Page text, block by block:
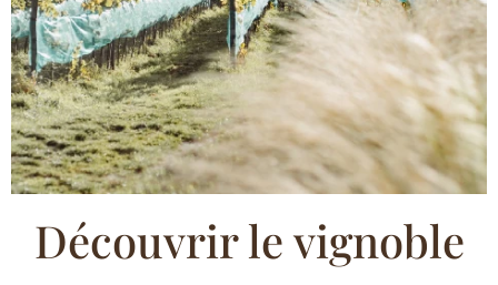
Découvrir le vignoble